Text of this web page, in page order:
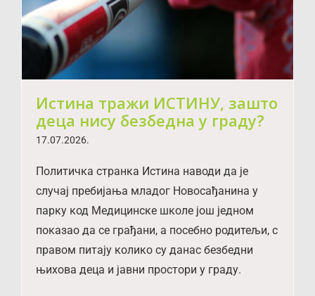
Истина тражи ИСТИНУ, зашто
деца нису безбедна у граду?
17.07.2026.
Политичка странка Истина наводи да је
случај пребијања младог Новосађанина у
парку код Медицинске школе још једном
показао да се грађани, а посебно родитељи, с
правом питају колико су данас безбедни
њихова деца и јавни простори у граду.